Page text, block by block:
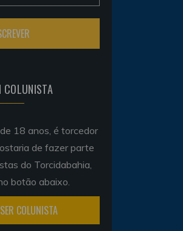
COLUNISTA
18 anos, é torcedor
de fazer parte
do Torcidabahia,
botão abaixo.
COLUNISTA